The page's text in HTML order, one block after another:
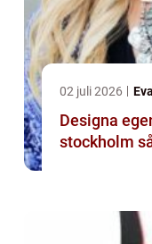
02 juli 2026
Designa